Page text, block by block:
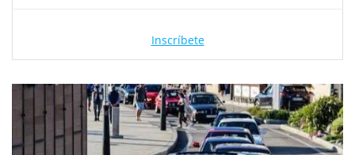
Inscríbete